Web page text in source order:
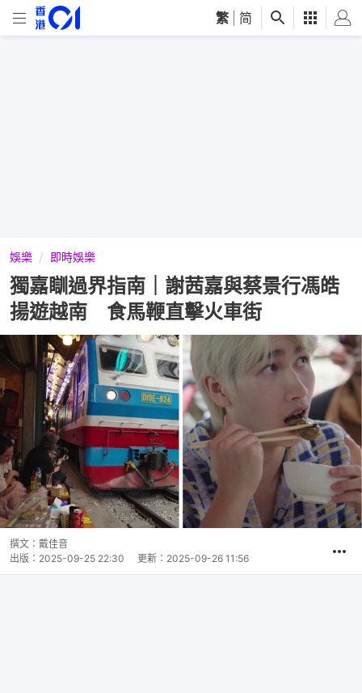
繁 简
娛樂 即時娛樂
獨嘉瞓過界指南｜謝茜嘉與蔡景行馮皓
揚遊越南 食馬鞭直擊火車街
撰文： 戴佳音
出版： 2025-09-25 22:30 更新： 2025-09-26 11:56